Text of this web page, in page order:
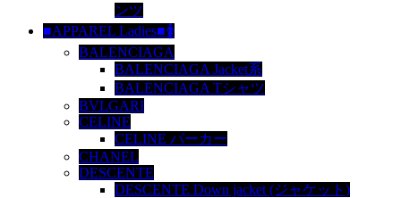
ンツ
■APPAREL Ladies■🚺
BALENCIAGA
BALENCIAGA Jacket系
BALENCIAGA Tシャツ
BVLGARI
CELINE
CELINE パーカー
CHANEL
DESCENTE
DESCENTE Down jacket (ジャケット)